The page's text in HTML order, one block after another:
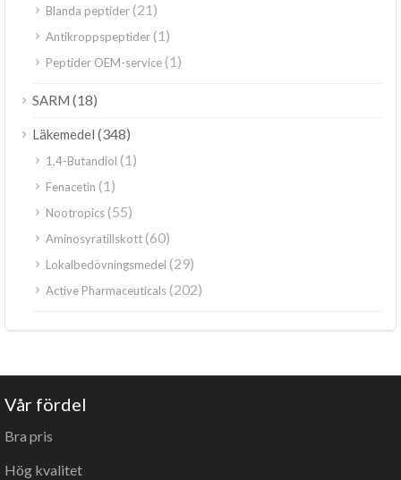
Blanda peptider(21)
Antikroppspeptider(1)
Peptider OEM-service(1)
SARM (18)
Läkemedel (348)
1,4-Butandiol (1)
Fenacetin (1)
Nootropics(55)
Aminosyratillskott(60)
Lokalbedövningsmedel (29)
Active Pharmaceuticals(202)
Vår fördel
Bra pris
Hög kvalitet